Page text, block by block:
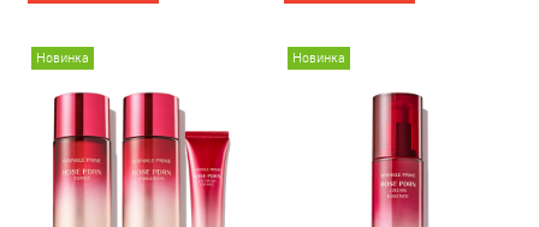
Новинка Новинка